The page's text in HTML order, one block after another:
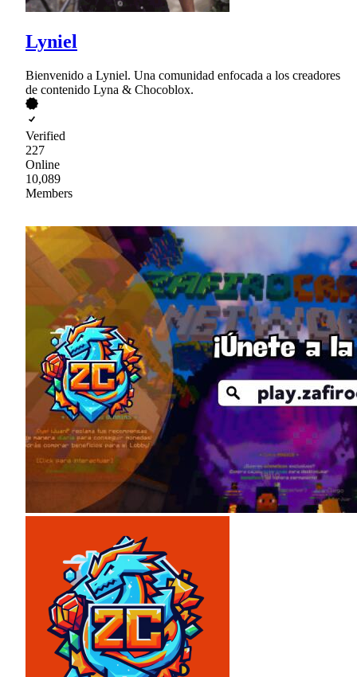
Lyniel
Bienvenido a Lyniel. Una comunidad enfocada a los creadores
de contenido Lyna & Chocoblox.
Verified
227
Online
10,089
Members